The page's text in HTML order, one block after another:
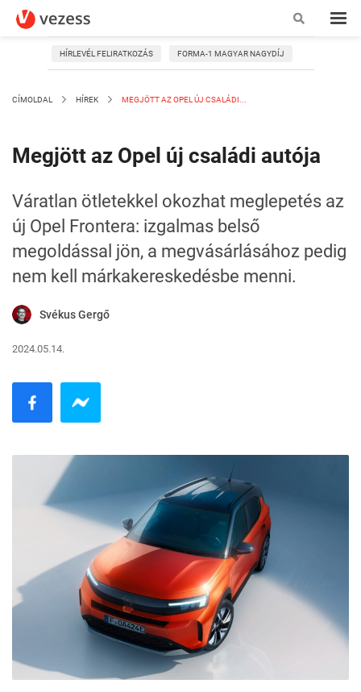
HÍRLEVÉL FELIRATKOZÁS FORMA-1 MAGYAR NAGYDÍJ
CÍMOLDAL HÍREK MEGJÖTT AZ OPEL ÚJ CSALÁDI...
Megjött az Opel új családi autója
Váratlan ötletekkel okozhat meglepetés az
új Opel Frontera: izgalmas belső
megoldással jön, a megvásárlásához pedig
nem kell márkakereskedésbe menni.
Svékus Gergő
2024.05.14.